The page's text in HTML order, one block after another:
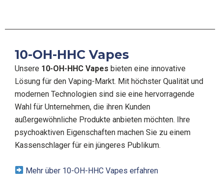
10-OH-HHC Vapes
Unsere 10-OH-HHC Vapes bieten eine innovative
Lösung für den Vaping-Markt. Mit höchster Qualität und
modernen Technologien sind sie eine hervorragende
Wahl für Unternehmen, die ihren Kunden
außergewöhnliche Produkte anbieten möchten. Ihre
psychoaktiven Eigenschaften machen Sie zu einem
Kassenschlager für ein jüngeres Publikum.
Mehr über 10-OH-HHC Vapes erfahren